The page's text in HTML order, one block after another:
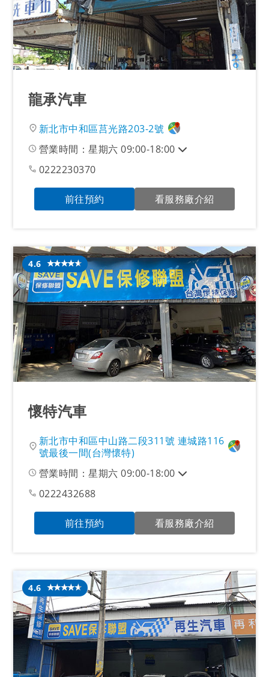
龍承汽車
新北市中和區莒光路203-2號
營業時間：星期六 09:00-18:00
0222230370
前往預約 看服務廠介紹
懷特汽車
新北市中和區中山路二段311號 連城路116
號最後一間(台灣懷特)
營業時間：星期六 09:00-18:00
0222432688
4.6
前往預約 看服務廠介紹
4.6